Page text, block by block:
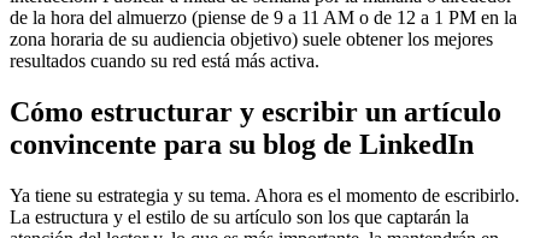
de la hora del almuerzo (piense de 9 a 11 AM o de 12 a 1 PM en la
zona horaria de su audiencia objetivo) suele obtener los mejores
resultados cuando su red está más activa.
Cómo estructurar y escribir un artículo
convincente para su blog de LinkedIn
Ya tiene su estrategia y su tema. Ahora es el momento de escribirlo.
La estructura y el estilo de su artículo son los que captarán la